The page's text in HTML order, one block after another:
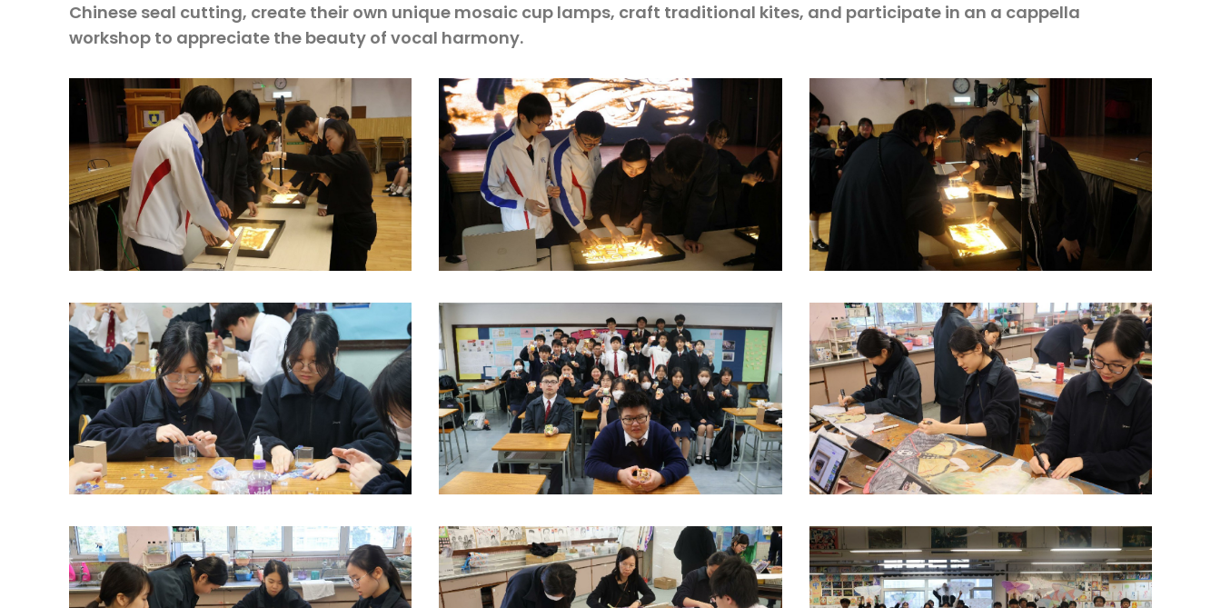
Chinese seal cutting, create their own unique mosaic cup lamps, craft traditional kites, and participate in an a cappella
workshop to appreciate the beauty of vocal harmony.